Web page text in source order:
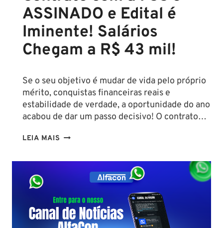
ASSINADO e Edital é
Iminente! Salários
Chegam a R$ 43 mil!
Se o seu objetivo é mudar de vida pelo próprio
mérito, conquistas financeiras reais e
estabilidade de verdade, a oportunidade do ano
acabou de dar um passo decisivo! O contrato…
LEIA MAIS CONCURSO
SC:
CONTRATO
A
FCC
É